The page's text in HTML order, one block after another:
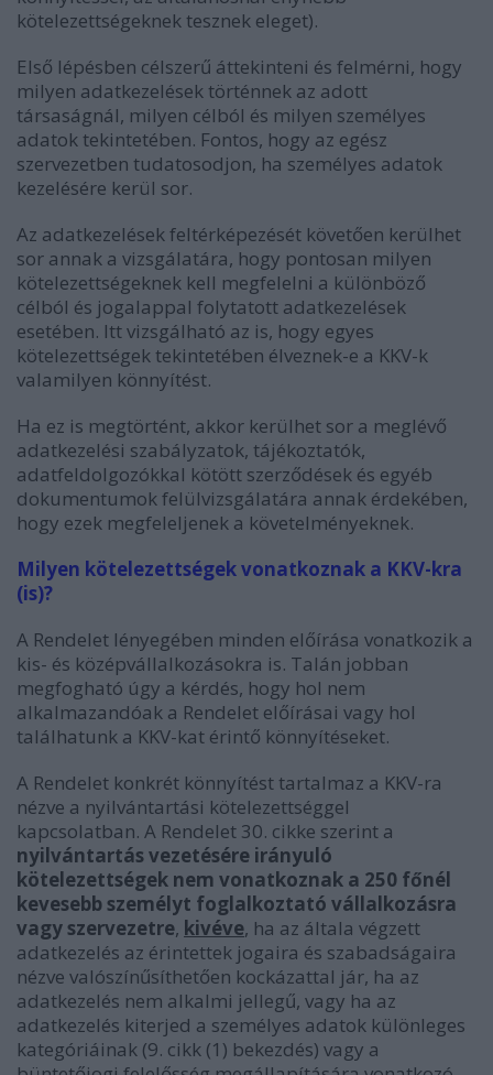
kötelezettségeknek tesznek eleget).
Első lépésben célszerű áttekinteni és felmérni, hogy
milyen adatkezelések történnek az adott
társaságnál, milyen célból és milyen személyes
adatok tekintetében. Fontos, hogy az egész
szervezetben tudatosodjon, ha személyes adatok
kezelésére kerül sor.
Az adatkezelések feltérképezését követően kerülhet
sor annak a vizsgálatára, hogy pontosan milyen
kötelezettségeknek kell megfelelni a különböző
célból és jogalappal folytatott adatkezelések
esetében. Itt vizsgálható az is, hogy egyes
kötelezettségek tekintetében élveznek-e a KKV-k
valamilyen könnyítést.
Ha ez is megtörtént, akkor kerülhet sor a meglévő
adatkezelési szabályzatok, tájékoztatók,
adatfeldolgozókkal kötött szerződések és egyéb
dokumentumok felülvizsgálatára annak érdekében,
hogy ezek megfeleljenek a követelményeknek.
Milyen kötelezettségek vonatkoznak a KKV-kra
(is)?
A Rendelet lényegében minden előírása vonatkozik a
kis- és középvállalkozásokra is. Talán jobban
megfogható úgy a kérdés, hogy hol nem
alkalmazandóak a Rendelet előírásai vagy hol
találhatunk a KKV-kat érintő könnyítéseket.
A Rendelet konkrét könnyítést tartalmaz a KKV-ra
nézve a nyilvántartási kötelezettséggel
kapcsolatban. A Rendelet 30. cikke szerint a
nyilvántartás vezetésére irányuló
kötelezettségek nem vonatkoznak a 250 főnél
kevesebb személyt foglalkoztató vállalkozásra
vagy szervezetre, kivéve, ha az általa végzett
adatkezelés az érintettek jogaira és szabadságaira
nézve valószínűsíthetően kockázattal jár, ha az
adatkezelés nem alkalmi jellegű, vagy ha az
adatkezelés kiterjed a személyes adatok különleges
kategóriáinak (9. cikk (1) bekezdés) vagy a